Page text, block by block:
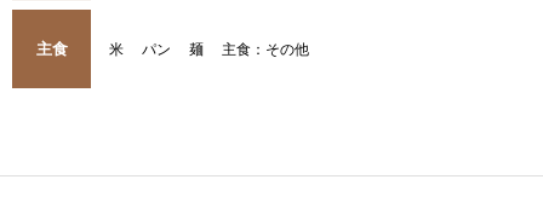
主食 米 パン 麺 主食：その他